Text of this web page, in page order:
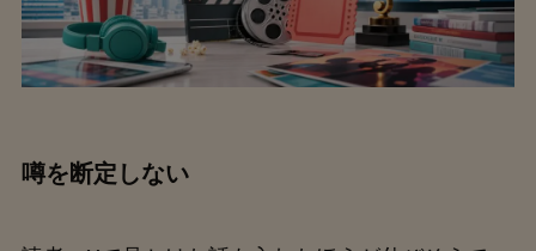
噂を断定しない